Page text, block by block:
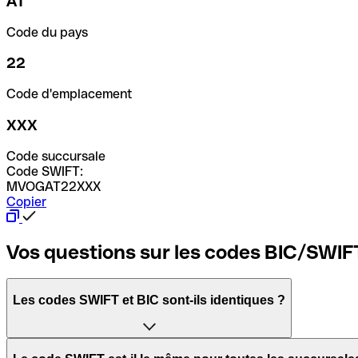
Code du pays
22
Code d'emplacement
XXX
Code succursale
Code SWIFT:
MVOGAT22XXX
Copier
Vos questions sur les codes BIC/
Les codes SWIFT et BIC sont-ils identiques ?